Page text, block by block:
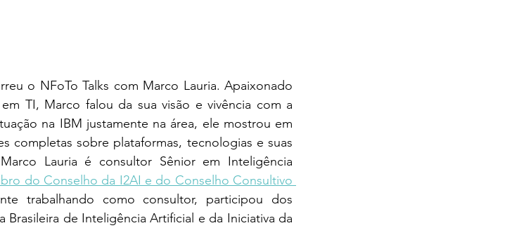
o NFoTo Talks com Marco Lauria. Apaixonado
TI, Marco falou da sua visão e vivência com a
na IBM justamente na área, ele mostrou em
completas sobre plataformas, tecnologias e suas
Lauria é consultor Sênior em Inteligência
do Conselho da I2AI e do Conselho Consultivo
trabalhando como consultor, participou dos
Brasileira de Inteligência Artificial e da Iniciativa da